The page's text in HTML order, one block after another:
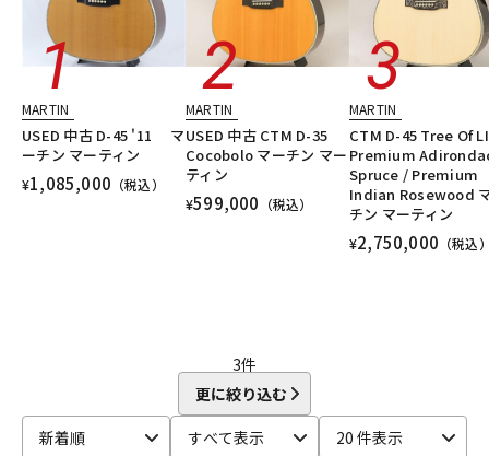
DTM オンライン納品 レコーディング機器
楽器アクセサリ
中古 ヴィンテージ
MARTIN
USED 中古 D-45 '11 マ
ーチン マーティン
¥1,085,000 （税込）
MARTIN
USED 中古 CTM D-35
Cocobolo マーチン マー
ティン
¥599,000 （税込）
MARTIN
CTM D-45 Tree Of
Premium
Spruce / Premium
Indian Rosewood
チン マーティン
¥2,750,000 （税込
3件
更に絞り込む
新着順
すべて表示 20 件表示